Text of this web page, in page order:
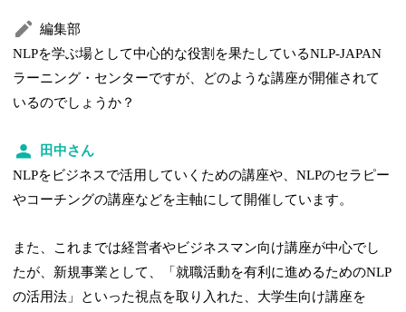
編集部
NLPを学ぶ場として中心的な役割を果たしているNLP-JAPAN
ラーニング・センターですが、どのような講座が開催されて
いるのでしょうか？
田中さん
NLPをビジネスで活用していくための講座や、NLPのセラピー
やコーチングの講座などを主軸にして開催しています。
また、これまでは経営者やビジネスマン向け講座が中心でし
たが、新規事業として、「就職活動を有利に進めるためのNLP
の活用法」といった視点を取り入れた、大学生向け講座を